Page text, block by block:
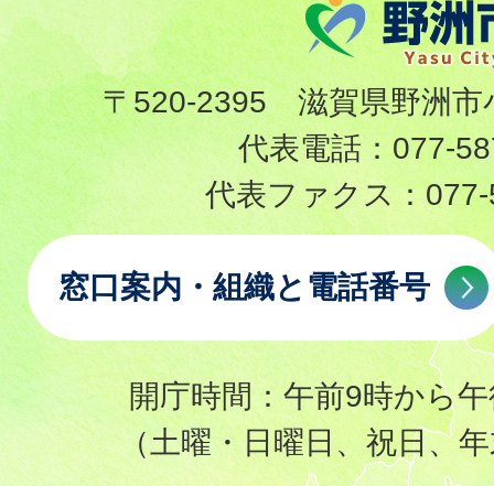
〒520-2395 滋賀県野洲市
代表電話： 077-
代表ファクス：
窓口案内・組織と電話番号
開庁時間：午前9時から
（土曜・日曜日、祝日、